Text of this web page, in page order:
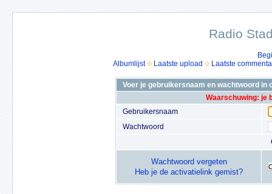
Radio
Albumlijst
Laatste upload Laatste
Voer je gebruikersnaam en wachtwoord in
Waarschuwing: je
Gebruikersnaam
Wachtwoord
Wachtwoord vergeten
Heb je de activatielink gemist?